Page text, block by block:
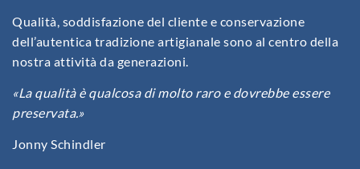
Qualità, soddisfazione del cliente e conservazione
dell’autentica tradizione artigianale sono al centro della
nostra attività da generazioni.
«La qualità è qualcosa di molto raro e dovrebbe essere
preservata.»
Jonny Schindler